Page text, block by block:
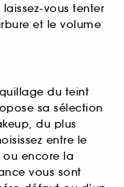
vous tenter
et le volume
du teint
sa sélection
du plus
entre le
ou encore la
vous sont